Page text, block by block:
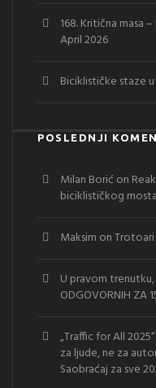
168. Kritična masa
April 2026
Biciklističke staze
POSLEDNJI
Milan Borić on
biciklističkog mosta
Maksim on
U pravom
ODGOVORNIH ZA
„Traffic for All
za ljude, ne za
Saobraćaj za sve